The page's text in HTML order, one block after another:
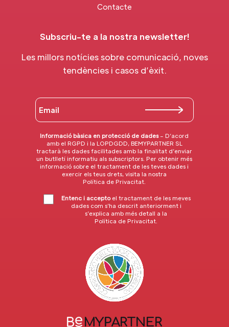
Contacte
Subscriu-te a la nostra newsletter!
Les millors notícies sobre comunicació, noves
tendències i casos d’èxit.
Informació bàsica en protecció de dades– D’acord
amb el RGPD i la LOPDGDD, BEMYPARTNER SL
tractarà les dades facilitades amb la finalitat d’enviar
un butlletí informatiu als subscriptors. Per obtenir més
informació sobre el tractament de les teves dades i
exercir els teus drets, visita la nostra
Política de Privacitat
Entenc i accepto el tractament de les meves
dades com s’ha descrit anteriorment i
s’explica amb més detall a la
Política de Privacitat